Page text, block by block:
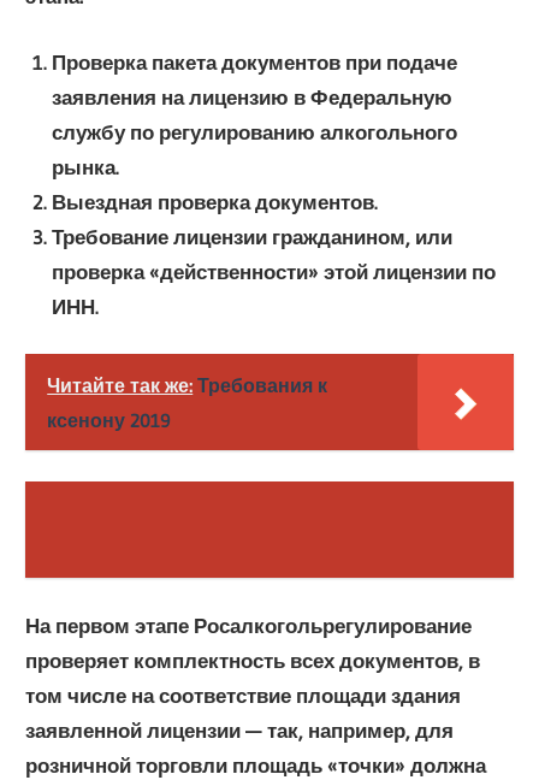
Проверка пакета документов при подаче
заявления на лицензию в Федеральную
службу по регулированию алкогольного
рынка.
Выездная проверка документов.
Требование лицензии гражданином, или
проверка «действенности» этой лицензии по
ИНН.
Читайте так же: Требования к
ксенону 2019
На первом этапе Росалкогольрегулирование
проверяет комплектность всех документов, в
том числе на соответствие площади здания
заявленной лицензии — так, например, для
розничной торговли площадь «точки» должна